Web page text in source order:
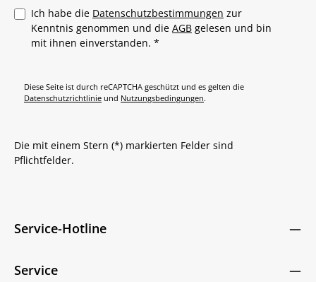
Ich habe die Datenschutzbestimmungen zur
Kenntnis genommen und die AGB gelesen und bin
mit ihnen einverstanden. *
Diese Seite ist durch reCAPTCHA geschützt und es gelten die
Datenschutzrichtlinie und Nutzungsbedingungen.
Die mit einem Stern (*) markierten Felder sind
Pflichtfelder.
Service-Hotline
Service